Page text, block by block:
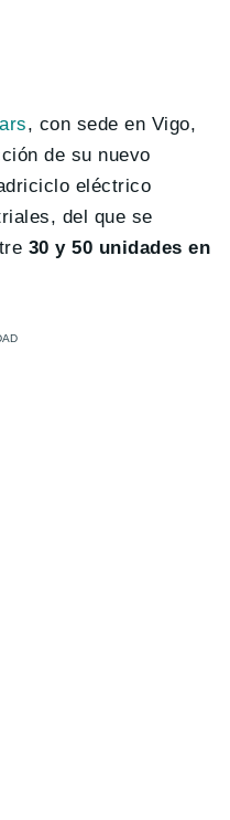
, con sede en Vigo,
de su nuevo
eléctrico
del que se
30 y 50 unidades en